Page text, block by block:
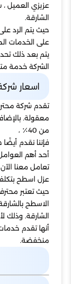
عزيزي
الشارقة.
حيث يتم الرد
على الخدمات
يتم بعد ذلك
الشركة خدمة
اسعار
تقدم شركة
معقولة.
من 40٪ ،
فإننا نقدم
أحد أهم
تعامل معنا
عزل اسطح
حيث تعتبر
الاسطح
الشارقة. وذلك
أنها تقدم
منخفضة.